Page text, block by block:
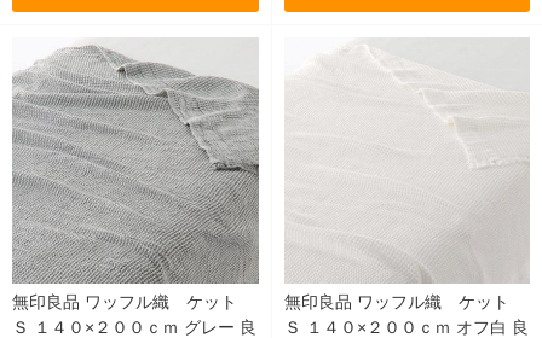
無印良品 ワッフル織 ケット
Ｓ １４０×２００ｃｍ グレー 良
無印良品 ワッフル織 ケット
Ｓ １４０×２００ｃｍ オフ白 良